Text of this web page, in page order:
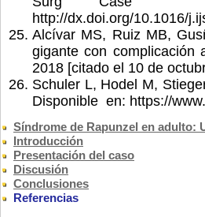
http://dx.doi.org/10.1016/
Alcívar MS, Ruiz MB,
gigante con complicación
2018 [citado el 10 de
Schuler L, Hodel M,
Disponible en: https://
Síndrome de Rapunzel en adulto:
Introducción
Presentación del caso
Discusión
Conclusiones
Referencias